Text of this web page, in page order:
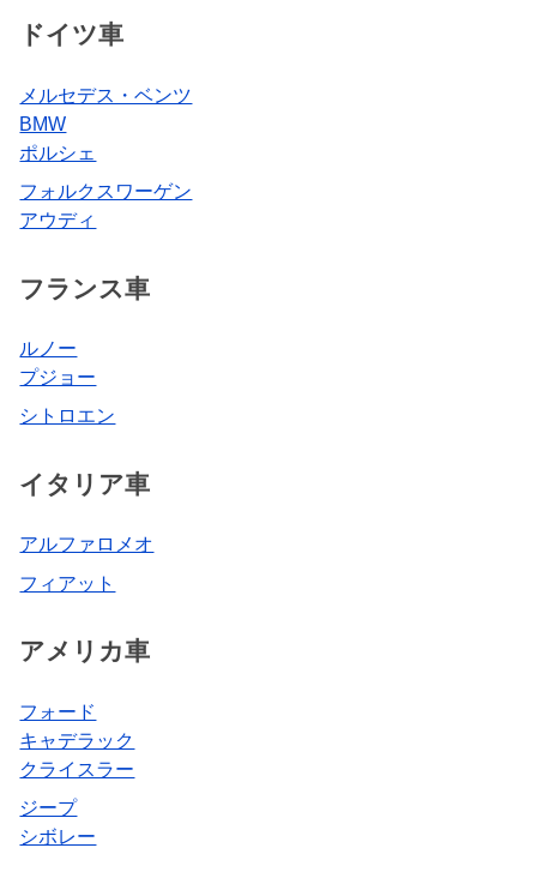
ドイツ車
メルセデス・ベンツ
BMW
ポルシェ
フォルクスワーゲン
アウディ
フランス車
ルノー
プジョー
シトロエン
イタリア車
アルファロメオ
フィアット
アメリカ車
フォード
キャデラック
クライスラー
ジープ
シボレー